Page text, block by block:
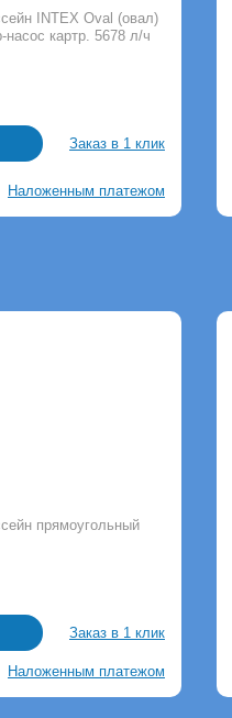
INTEX Oval (овал)
картр. 5678 л/ч
Заказ в 1 клик
Наложенным платежом
прямоугольный
Заказ в 1 клик
Наложенным платежом